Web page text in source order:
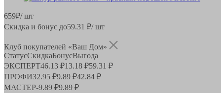
659₽/ шт
Скидка и бонус до59.31 ₽/ шт
Клуб покупателей «Ваш Дом»
СтатусСкидкаБонусВыгода
ЭКСПЕРТ46.13 ₽13.18 ₽59.31 ₽
ПРОФИ32.95 ₽9.89 ₽42.84 ₽
МАСТЕР-9.89 ₽9.89 ₽